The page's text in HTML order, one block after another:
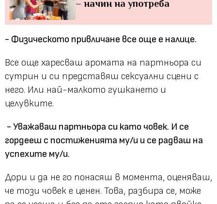
– начин на употреба
- Физическото привличане все още е налице.
Все още харесваш аромата на партньора си
сутрин и си представяш сексуални сцени с
него. Или най-малкото гушкането и
целувките.
- Уважаваш партньора си като човек. И се
гордееш с постиженията му/и и се радваш на
успехите му/и.
Дори и да не го понасяш в момента, оценяваш,
че този човек е ценен. Това, разбира се, може